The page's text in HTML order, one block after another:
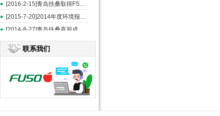
[2016-2-15]青岛扶桑取得FSSC和ISO22000认证
[2015-7-20]2014年度环境报告书
联系我们